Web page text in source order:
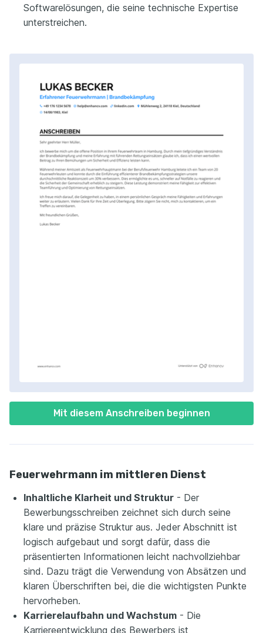
Mit diesem Anschreiben beginnen
Softwarelösungen, die seine technische Expertise
unterstreichen.
Feuerwehrmann im mittleren Dienst
Inhaltliche Klarheit und Struktur - Der
Bewerbungsschreiben zeichnet sich durch seine
klare und präzise Struktur aus. Jeder Abschnitt ist
logisch aufgebaut und sorgt dafür, dass die
präsentierten Informationen leicht nachvollziehbar
sind. Dazu trägt die Verwendung von Absätzen und
klaren Überschriften bei, die die wichtigsten Punkte
hervorheben.
Karrierelaufbahn und Wachstum - Die
Karriereentwicklung des Bewerbers ist